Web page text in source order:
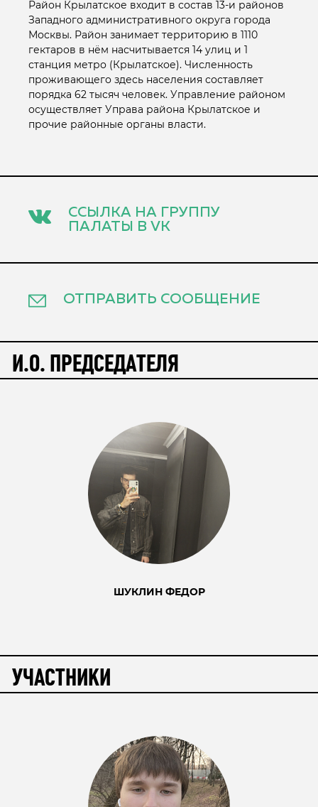
Район Крылатское входит в состав 13-и районов
Западного административного округа города
Москвы. Район занимает территорию в 1110
гектаров в нём насчитывается 14 улиц и 1
станция метро (Крылатское). Численность
проживающего здесь населения составляет
порядка 62 тысяч человек. Управление районом
осуществляет Управа района Крылатское и
прочие районные органы власти.
ССЫЛКА НА ГРУППУ
ПАЛАТЫ В VK
ОТПРАВИТЬ СООБЩЕНИЕ
И.О. ПРЕДСЕДАТЕЛЯ
ШУКЛИН ФЕДОР
УЧАСТНИКИ